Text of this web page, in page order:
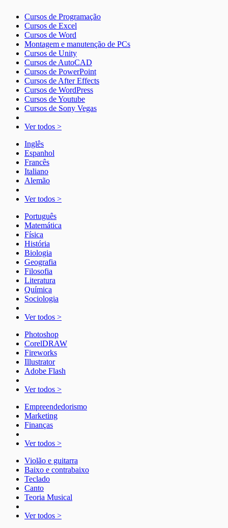
Cursos de Programação
Cursos de Excel
Cursos de Word
Montagem e manutenção de PCs
Cursos de Unity
Cursos de AutoCAD
Cursos de PowerPoint
Cursos de After Effects
Cursos de WordPress
Cursos de Youtube
Cursos de Sony Vegas
Ver todos >
Inglês
Espanhol
Francês
Italiano
Alemão
Ver todos >
Português
Matemática
Física
História
Biologia
Geografia
Filosofia
Literatura
Química
Sociologia
Ver todos >
Photoshop
CorelDRAW
Fireworks
Illustrator
Adobe Flash
Ver todos >
Empreendedorismo
Marketing
Finanças
Ver todos >
Violão e guitarra
Baixo e contrabaixo
Teclado
Canto
Teoria Musical
Ver todos >